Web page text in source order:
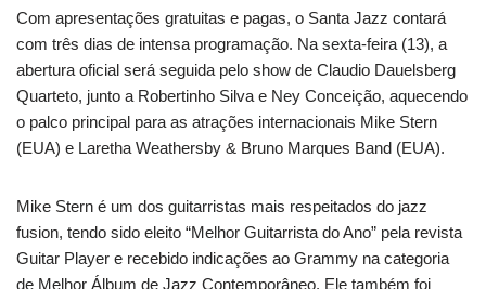
Com apresentações gratuitas e pagas, o Santa Jazz contará
com três dias de intensa programação. Na sexta-feira (13), a
abertura oficial será seguida pelo show de Claudio Dauelsberg
Quarteto, junto a Robertinho Silva e Ney Conceição, aquecendo
o palco principal para as atrações internacionais Mike Stern
(EUA) e Laretha Weathersby & Bruno Marques Band (EUA).
Mike Stern é um dos guitarristas mais respeitados do jazz
fusion, tendo sido eleito “Melhor Guitarrista do Ano” pela revista
Guitar Player e recebido indicações ao Grammy na categoria
de Melhor Álbum de Jazz Contemporâneo. Ele também foi